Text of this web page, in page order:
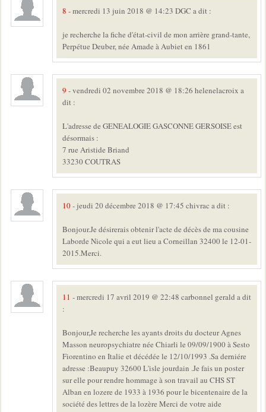
8 - mercredi 13 juin 2018 @ 14:23 DGC a dit :
je recherche la fiche d'état-civil de mon arrière grand-tante,
Perpétue Deuber, née Amade à Aubiet en 1861
9 - vendredi 02 novembre 2018 @ 18:26 helenelacroix a
dit :
L'adresse de GENEALOGIE GASCONNE GERSOISE est
désormais :
7 rue Aristide Briand
33230 COUTRAS
10- jeudi 20 décembre 2018 @ 17:45 chivrac a dit :
Bonjour.Je désirerais obtenir l'acte de décès de ma cousine
Laborde Nicole qui a eut lieu a Corneillan 32400 le 12-01-
2015.Merci.
11 - mercredi 17 avril 2019 @ 22:48 carbonnel gerald a dit
:
Bonjour,Je recherche les ayants droits du docteur Agnes
Masson neuropsychiatre née Chiarli le 09/09/1900 à Sesto
Fiorentino en Italie et décédée le 12/10/1993 .Sa derniére
adresse :Beaupuy 32600 L'isle jourdain .Je fais un poster
sur elle pour rendre hommage à son travail au CHS ST
Alban en lozere de 1933 à 1936 pour le bicentenaire de la
société des lettres de la lozère Merci de votre aide